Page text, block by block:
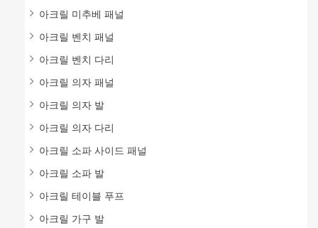
아크릴 미추베 패널
아크릴 벤치 패널
아크릴 벤치 다리
아크릴 의자 패널
아크릴 의자 발
아크릴 의자 다리
아크릴 소파 사이드 패널
아크릴 소파 발
아크릴 테이블 푸프
아크릴 가구 발